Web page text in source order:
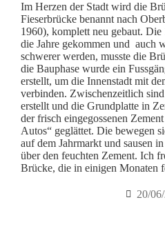
Im Herzen der Stadt wird die
Fieserbrücke benannt nach
1960), komplett neu gebaut.
die Jahre gekommen und auch
schwerer werden, musste die
die Bauphase wurde ein
erstellt, um die Innenstadt mit
verbinden. Zwischenzeitlich
erstellt und die Grundplatte in
der frisch eingegossenen
Autos“ geglättet. Die bewegen
auf dem Jahrmarkt und sausen
über den feuchten Zement. Ich
Brücke, die in einigen Monaten
20/